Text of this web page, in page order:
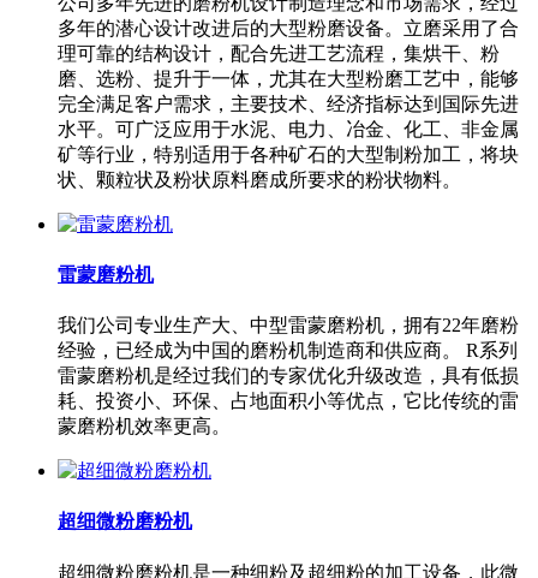
多年的潜心设计改进后的大型粉磨设备。立磨采用了合
理可靠的结构设计，配合先进工艺流程，集烘干、粉
磨、选粉、提升于一体，尤其在大型粉磨工艺中，能够
完全满足客户需求，主要技术、经济指标达到国际先进
水平。可广泛应用于水泥、电力、冶金、化工、非金属
矿等行业，特别适用于各种矿石的大型制粉加工，将块
状、颗粒状及粉状原料磨成所要求的粉状物料。
雷蒙磨粉机
我们公司专业生产大、中型雷蒙磨粉机，拥有22年磨粉
经验，已经成为中国的磨粉机制造商和供应商。 R系列
雷蒙磨粉机是经过我们的专家优化升级改造，具有低损
耗、投资小、环保、占地面积小等优点，它比传统的雷
蒙磨粉机效率更高。
超细微粉磨粉机
超细微粉磨粉机是一种细粉及超细粉的加工设备，此微